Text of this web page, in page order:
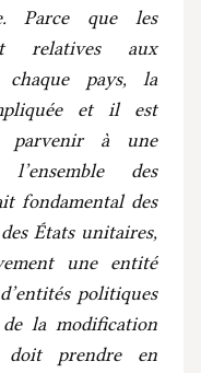
Parce que les
relatives aux
chaque pays, la
et il est
parvenir à une
des
fondamental des
États unitaires,
une entité
politiques
la modification
doit prendre en